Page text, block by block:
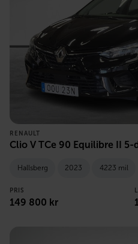
RENAULT
Clio V TCe 90 Equilibre II 5-
Hallsberg 2023 4223 mil
PRIS
149 800 kr